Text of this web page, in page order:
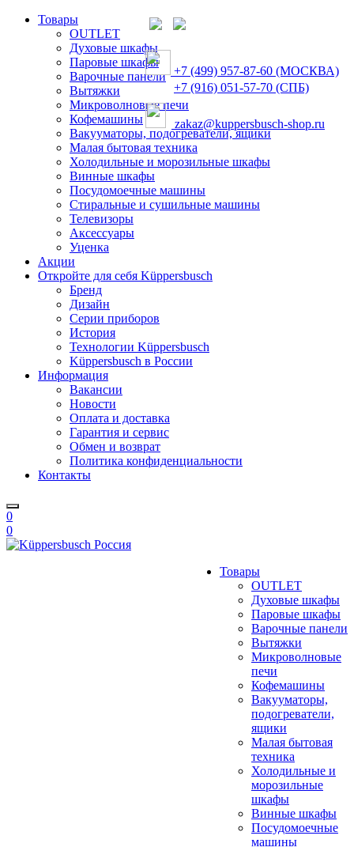
Товары
OUTLET
Духовые шкафы
Паровые шкафы
Варочные панели
Вытяжки
Микроволновые печи
Кофемашины
Вакууматоры, подогреватели, ящики
Малая бытовая техника
Холодильные и морозильные шкафы
Винные шкафы
Посудомоечные машины
Стиральные и сушильные машины
Телевизоры
Аксессуары
Уценка
Акции
Откройте для себя Küppersbusch
Бренд
Дизайн
Серии приборов
История
Технологии Küppersbusch
Küppersbusch в России
Информация
Вакансии
Новости
Оплата и доставка
Гарантия и сервис
Обмен и возврат
Политика конфиденциальности
Контакты
0
0
Товары
OUTLET
Духовые шкафы
Паровые шкафы
Варочные панели
Вытяжки
Микроволновые
печи
Кофемашины
Вакууматоры,
подогреватели,
ящики
Малая бытовая
техника
Холодильные и
морозильные
шкафы
Винные шкафы
Посудомоечные
машины
+7 (499) 957-87-60 (МОСКВА)
+7 (916) 051-57-70 (СПБ)
zakaz@kuppersbusch-shop.ru